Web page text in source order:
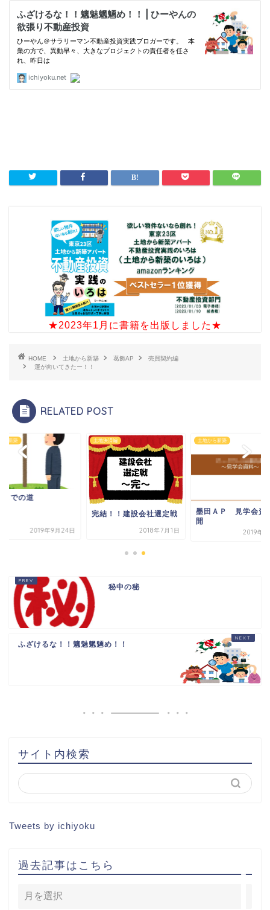
★2023年1月に書籍を出版しました★
HOME 土地から新築 葛飾AP
売買契約編
運が向いてきたー！！
RELATED POST
ら新築
までの道
2019年9月24日
土地決済編
完結！！建設会社選定戦
2018年7月1日
土地から新築
墨田ＡＰ 見学会資
開
2019年9
秘中の秘
ふざけるな！！魑魅魍魎め！！
サイト内検索
Tweets by ichiyoku
過去記事はこちら
HOME
書籍出版
問い合わせ